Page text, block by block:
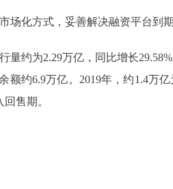
场化方式，妥善解决融资平台到
量约为2.29万亿，同比增长
额约6.9万亿。2019年，约1.4万
售期。